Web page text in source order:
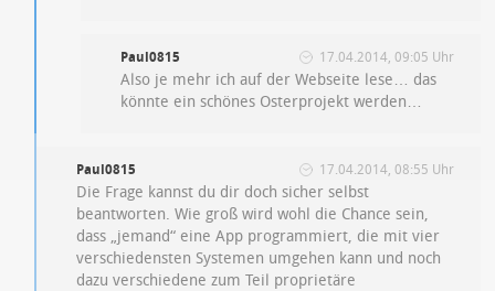
Paul0815 17.04.2014, 09:05 Uhr
Also je mehr ich auf der Webseite lese… das
könnte ein schönes Osterprojekt werden…
Paul0815 17.04.2014, 08:55 Uhr
Die Frage kannst du dir doch sicher selbst
beantworten. Wie groß wird wohl die Chance sein,
dass „jemand“ eine App programmiert, die mit vier
verschiedensten Systemen umgehen kann und noch
dazu verschiedene zum Teil proprietäre